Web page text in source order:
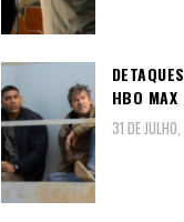
HBO MAX
31 DE